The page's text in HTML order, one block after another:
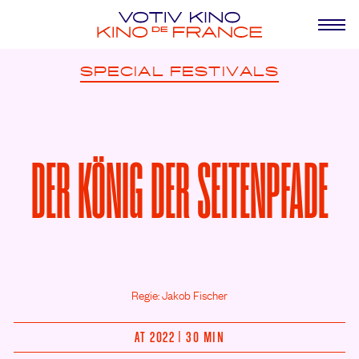
SPECIAL FESTIVALS
DER KÖNIG DER SEITENPFADE
Regie: Jakob Fischer
AT 2022 | 30 MIN